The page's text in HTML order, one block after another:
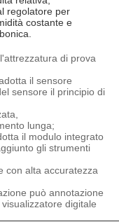
regolatore per
costante e
di prova
il sensore
sensore il principio di
lunga;
il modulo integrato
gli strumenti
con alta accuratezza
può annotazione
digitale